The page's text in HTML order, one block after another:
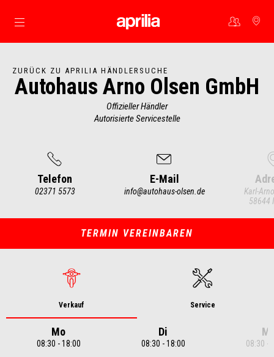
Skip to content
ZURÜCK ZU APRILIA HÄNDLERSUCHE
Autohaus Arno Olsen GmbH
Offizieller Händler
Autorisierte Servicestelle
Telefon
02371 5573
E-Mail
info@autohaus-olsen.de
Karl-
58644
of
TERMIN VEREINBAREN
Verkauf Service
Mo
08:30 - 18:00
Di
08:30 - 18:00
Mi
08:30 -